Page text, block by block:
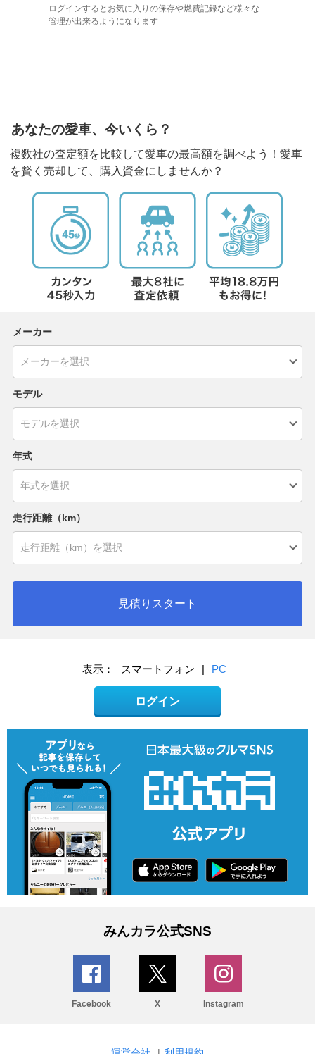
ログインするとお気に入りの保存や燃費記録など様々な
管理が出来るようになります
あなたの愛車、今いくら？
複数社の査定額を比較して愛車の最高額を調べよう！愛車
を賢く売却して、購入資金にしませんか？
メーカー
モデル
年式
走行距離（km）
見積りスタート
表示： スマートフォン | PC
ログイン
みんカラ公式SNS
Facebook X Instagram